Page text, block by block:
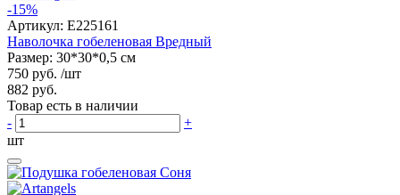
-15%
Артикул: E225161
Наволочка гобеленовая Вредный
Размер: 30*30*0,5 см
750 руб. /шт
882 руб.
Товар есть в наличии
-
+
шт